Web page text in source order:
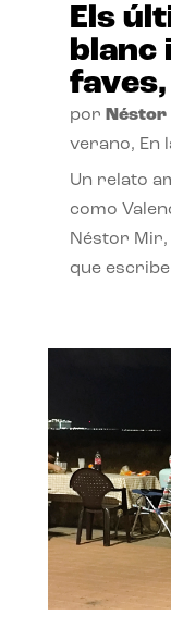
Els
blanc
por Néstor
verano, En
Un relato
como
Néstor Mir,
que